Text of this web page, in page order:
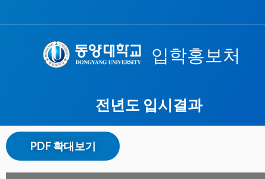
텐
기
입학홍보처
전년도 입시결과
PDF 확대보기